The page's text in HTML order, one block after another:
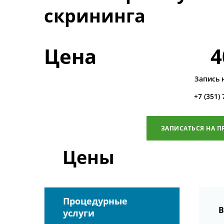
скрининга
Цена
Запись
+7 (351)
ЗАПИСАТЬСЯ НА
Цены
Процедурные
услуги